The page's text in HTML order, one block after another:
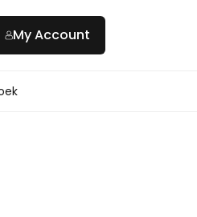
My Account